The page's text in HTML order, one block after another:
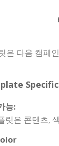
은 다음 캠페
능:
릿은 콘텐츠,